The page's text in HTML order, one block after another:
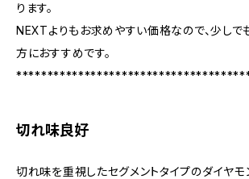
ります。
NEXTよりもお求めやすい価格なので、少しで
方におすすめです。
切れ味良好
切れ味を重視したセグメントタイプのダイヤモ